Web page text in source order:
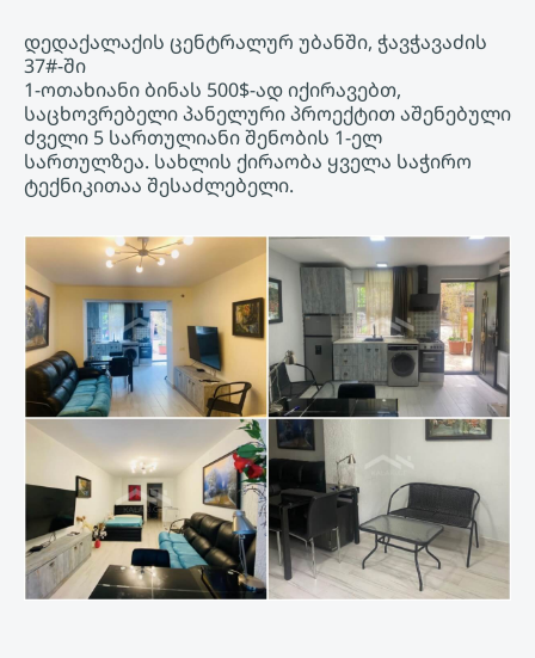
დედაქალაქის ცენტრალურ უბანში, ჭავჭავაძის
37#-ში
1-ოთახიანი ბინას 500$-ად იქირავებთ,
საცხოვრებელი პანელური პროექტით აშენებული
ძველი 5 სართულიანი შენობის 1-ელ
სართულზეა. სახლის ქირაობა ყველა საჭირო
ტექნიკითაა შესაძლებელი.